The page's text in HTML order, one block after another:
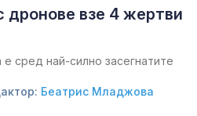
дронове взе 4 жертви
сред най-силно засегнатите
Беатрис Младжова